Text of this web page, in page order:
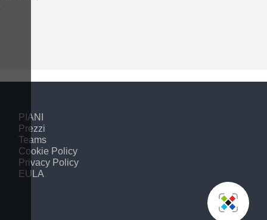
PIANI
Prezzi
Teams
Cookie Policy
Privacy Policy
EULA